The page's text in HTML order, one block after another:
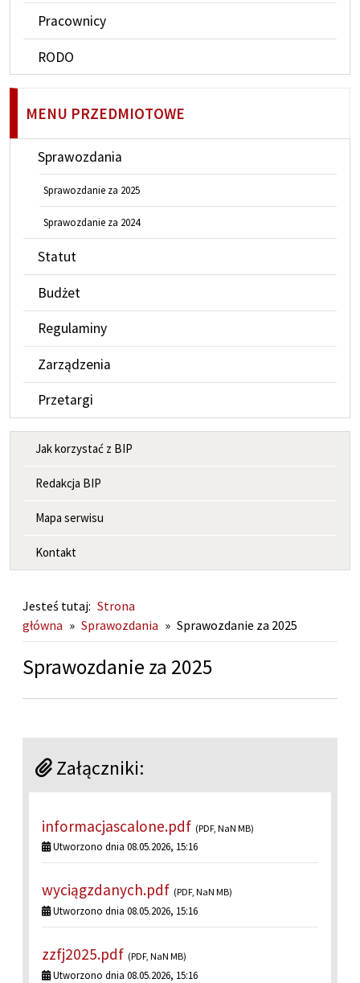
Pracownicy
RODO
MENU PRZEDMIOTOWE
Sprawozdania
Sprawozdanie za 2025
Sprawozdanie za 2024
Statut
Budżet
Regulaminy
Zarządzenia
Przetargi
MENU INFORMACYJNE
Jak korzystać z BIP
Redakcja BIP
Mapa serwisu
Kontakt
Jesteś tutaj: Strona
główna » Sprawozdania » Sprawozdanie za 2025
Sprawozdanie za 2025
Załączniki:
informacjascalone.pdf (PDF, NaN MB)
Utworzono dnia 08.05.2026, 15:16
wyciągzdanych.pdf (PDF, NaN MB)
Utworzono dnia 08.05.2026, 15:16
zzfj2025.pdf (PDF, NaN MB)
Utworzono dnia 08.05.2026, 15:16